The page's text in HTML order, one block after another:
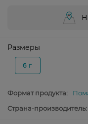
Размеры
6 г
Формат продукта:
Страна-производитель: